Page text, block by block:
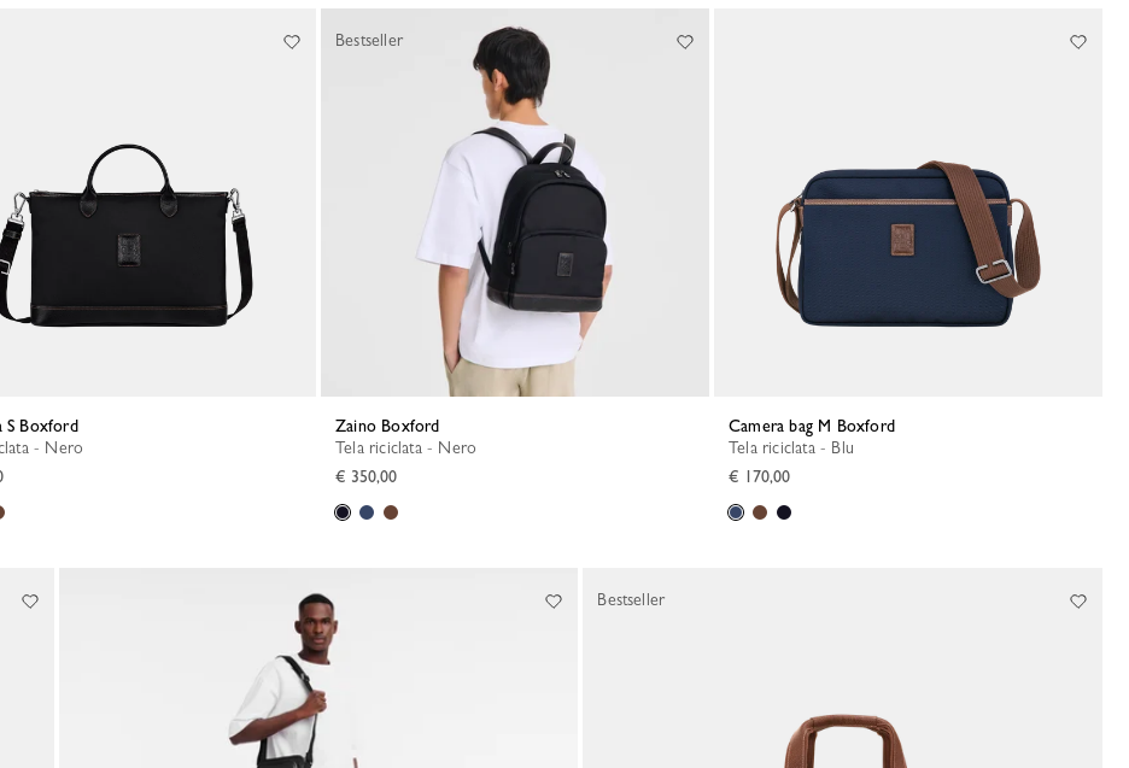
S Boxford
- Nero
Zaino Boxford
Tela riciclata - Nero
€ 350,00
Bestseller
Camera bag M Boxford
Tela riciclata - Blu
€ 170,00
Bestseller